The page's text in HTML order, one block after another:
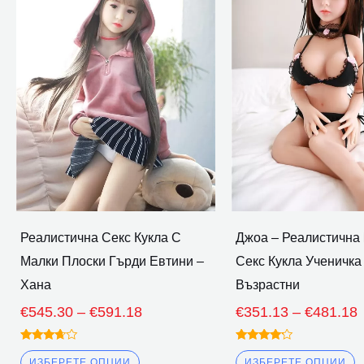
Реалистична Секс Кукла С
Малки Плоски Гърди Евтини –
Хана
€545.30 – €591.18
€545.30
през
€591.18
Оценено
3.50
има
множество
варианти.
Опциите
могат
да
бъдат
избрани
на
страницата
на
Джоа – Реалистична
Секс Кукла
Възрастни
€351.13 – €481.18
Оценено
4.00